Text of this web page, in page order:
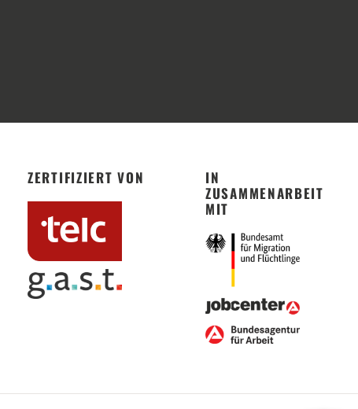
ZERTIFIZIERT VON
IN
ZUSAMMENARBEIT
MIT